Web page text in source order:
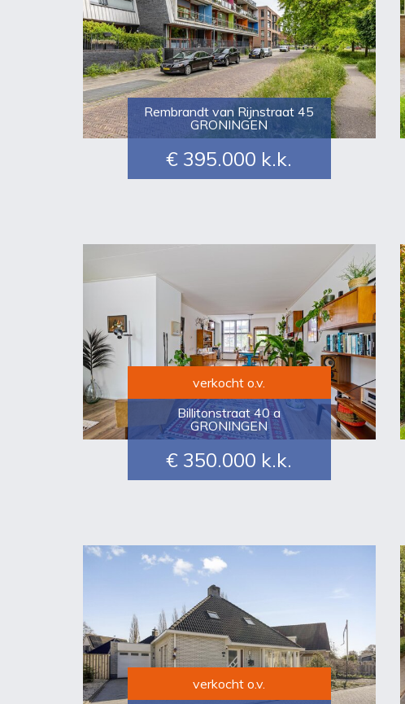
Rembrandt van Rijnstraat 45
GRONINGEN
€ 395.000 k.k.
verkocht o.v.
Billitonstraat 40 a
GRONINGEN
€ 350.000 k.k.
verkocht o.v.